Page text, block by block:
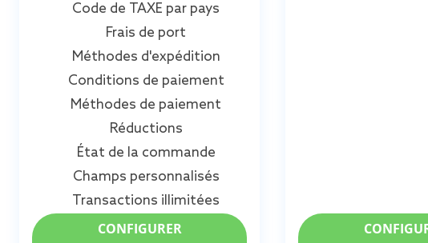
Code de TAXE par pays
Frais de port
Méthodes d'expédition
Conditions de paiement
Méthodes de paiement
Réductions
État de la commande
Champs personnalisés
Transactions illimitées
CONFIGURER